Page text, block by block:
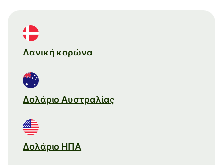
Δανική κορώνα
Δολάριο Αυστραλίας
Δολάριο ΗΠΑ